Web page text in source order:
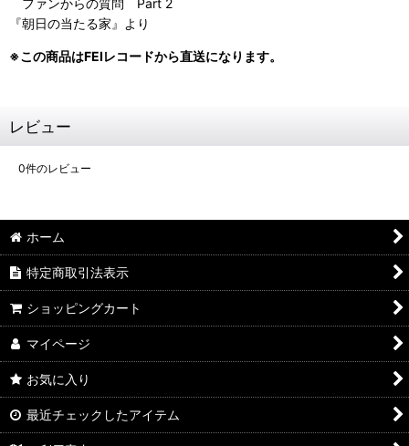
『朝日の当たる家』より
※この商品はFEIレコードから直送になります。
レビュー
0件のレビュー
ホーム
特定商取引法表示
ショッピングカート
マイページ
お気に入り
最近チェックしたアイテム